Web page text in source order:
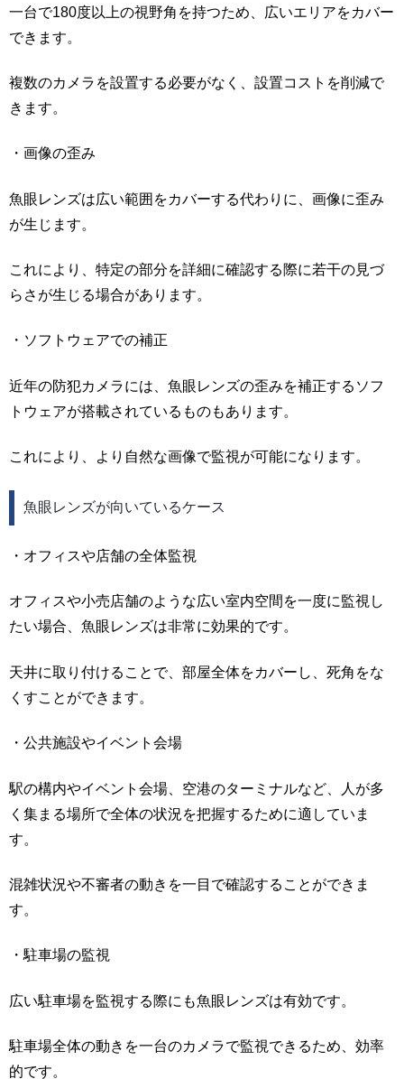
一台で180度以上の視野角を持つため、広いエリアをカバー
できます。
複数のカメラを設置する必要がなく、設置コストを削減で
きます。
・画像の歪み
魚眼レンズは広い範囲をカバーする代わりに、画像に歪み
が生じます。
これにより、特定の部分を詳細に確認する際に若干の見づ
らさが生じる場合があります。
・ソフトウェアでの補正
近年の防犯カメラには、魚眼レンズの歪みを補正するソフ
トウェアが搭載されているものもあります。
これにより、より自然な画像で監視が可能になります。
魚眼レンズが向いているケース
・オフィスや店舗の全体監視
オフィスや小売店舗のような広い室内空間を一度に監視し
たい場合、魚眼レンズは非常に効果的です。
天井に取り付けることで、部屋全体をカバーし、死角をな
くすことができます。
・公共施設やイベント会場
駅の構内やイベント会場、空港のターミナルなど、人が多
く集まる場所で全体の状況を把握するために適していま
す。
混雑状況や不審者の動きを一目で確認することができま
す。
・駐車場の監視
広い駐車場を監視する際にも魚眼レンズは有効です。
駐車場全体の動きを一台のカメラで監視できるため、効率
的です。